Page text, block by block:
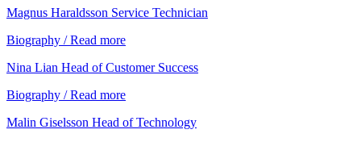
Magnus Haraldsson Service Technician
Biography / Read more
Nina Lian Head of Customer Success
Biography / Read more
Malin Giselsson Head of Technology